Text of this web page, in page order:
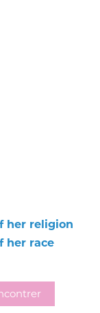
her religion
her race